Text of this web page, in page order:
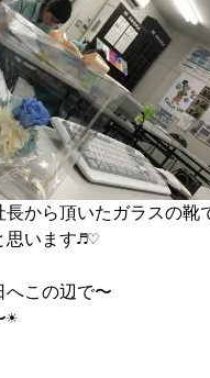
長から頂いたガラスの靴
思います♬︎♡
へこの辺で〜
☀️